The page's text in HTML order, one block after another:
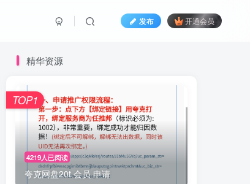
发布 开通会员
精华资源
4219人已阅读
夸克网盘20t 会员 申请
TOP1